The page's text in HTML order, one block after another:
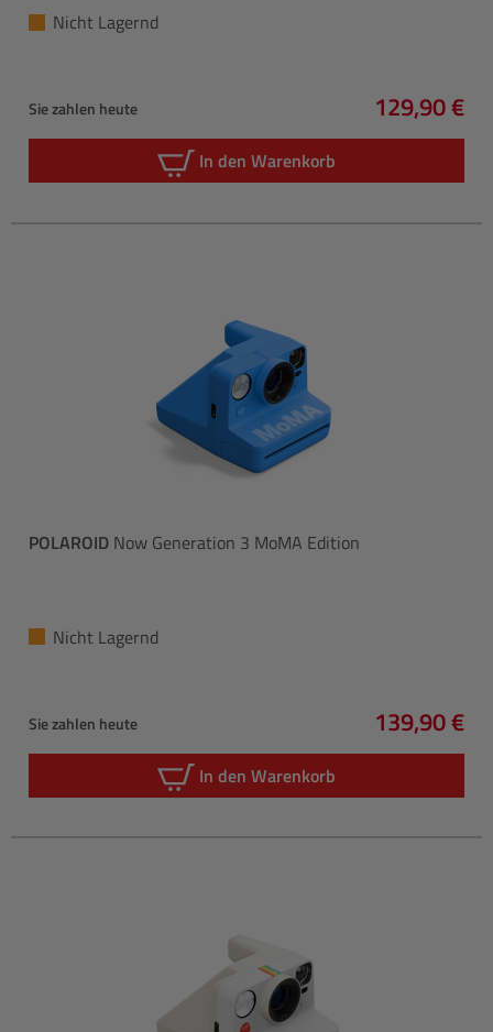
Nicht Lagernd
Sie zahlen heute
Regulärer
129,90 €
In den Warenkorb
POLAROID Now Generation 3 MoMA Edition
Nicht Lagernd
Sie zahlen heute
Regulärer
139,90 €
In den Warenkorb